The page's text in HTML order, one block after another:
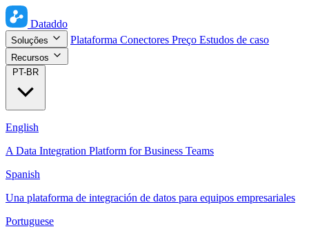
Dataddo
Soluções Plataforma Conectores Preço Estudos de caso
Recursos
PT-BR
English
A Data Integration Platform for Business Teams
Spanish
Una plataforma de integración de datos para equipos empresariales
Portuguese